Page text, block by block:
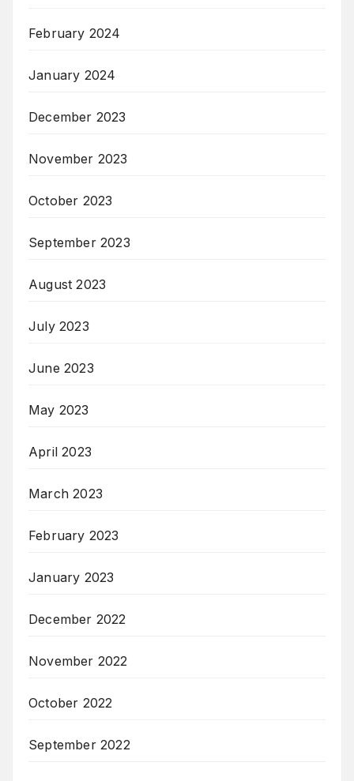
February 2024
January 2024
December 2023
November 2023
October 2023
September 2023
August 2023
July 2023
June 2023
May 2023
April 2023
March 2023
February 2023
January 2023
December 2022
November 2022
October 2022
September 2022